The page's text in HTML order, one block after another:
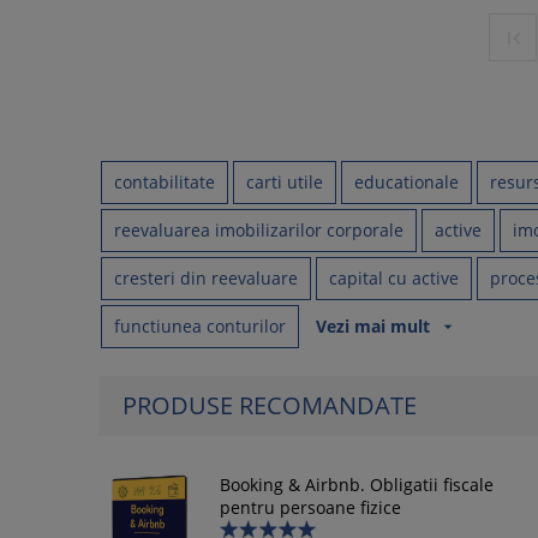
contabilitate carti utile educationale
reevaluarea imobilizarilor corporale active
cresteri din reevaluare capital cu active
functiunea conturilor Vezi mai mult arrow_drop_down
PRODUSE RECOMANDATE
Booking & Airbnb. Obligatii fiscale
pentru persoane fizice